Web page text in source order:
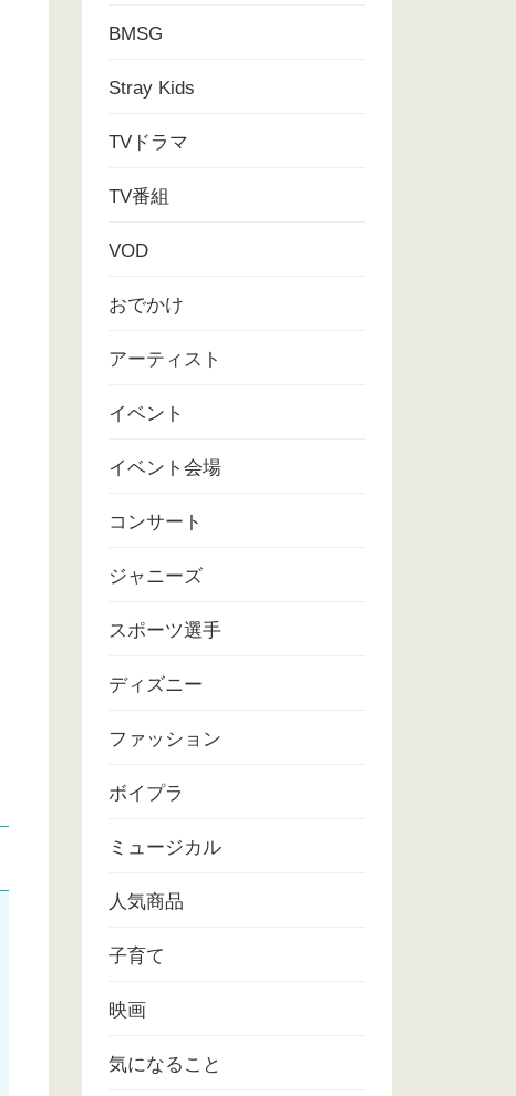
BMSG
Stray Kids
TVドラマ
TV番組
VOD
おでかけ
アーティスト
イベント
イベント会場
コンサート
ジャニーズ
スポーツ選手
ディズニー
ファッション
ボイプラ
ミュージカル
人気商品
子育て
映画
気になること